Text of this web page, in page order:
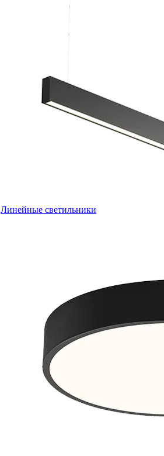
Линейные светильники